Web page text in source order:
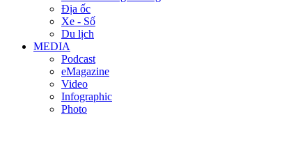
Địa ốc
Xe - Số
Du lịch
MEDIA
Podcast
eMagazine
Video
Infographic
Photo